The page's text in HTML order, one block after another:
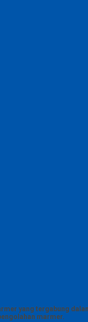
yang tergabung
marmer.